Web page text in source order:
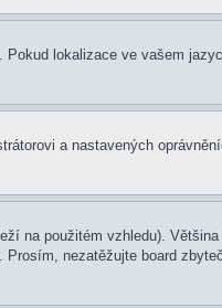
lokalizace ve vašem
a nastavených
na použitém vzhledu).
nezatěžujte board